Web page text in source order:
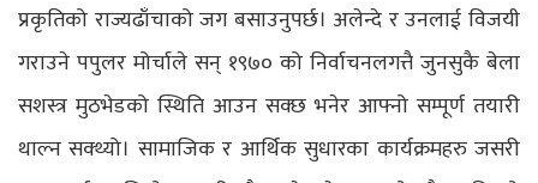
प्रकृतिको राज्यढाँचाको जग बसाउनुपर्छ। अलेन्दे र उनलाई विजयी
गराउने पपुलर मोर्चाले सन् १९७० को निर्वाचनलगत्तै जुनसुकै बेला
सशस्त्र मुठभेडको स्थिति आउन सक्छ भनेर आफ्नो सम्पूर्ण तयारी
थाल्न सक्थ्यो। सामाजिक र आर्थिक सुधारका कार्यक्रमहरु जसरी